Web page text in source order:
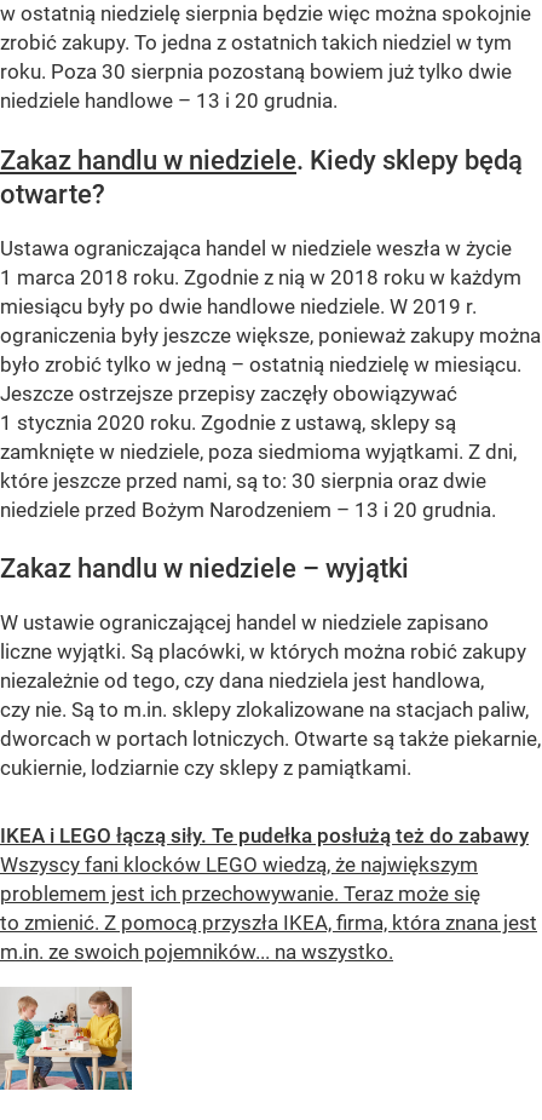
w ostatnią niedzielę sierpnia będzie więc można spokojnie
zrobić zakupy. To jedna z ostatnich takich niedziel w tym
roku. Poza 30 sierpnia pozostaną bowiem już tylko dwie
niedziele handlowe – 13 i 20 grudnia.
Zakaz handlu w niedziele. Kiedy sklepy będą
otwarte?
Ustawa ograniczająca handel w niedziele weszła w życie
1 marca 2018 roku. Zgodnie z nią w 2018 roku w każdym
miesiącu były po dwie handlowe niedziele. W 2019 r.
ograniczenia były jeszcze większe, ponieważ zakupy można
było zrobić tylko w jedną – ostatnią niedzielę w miesiącu.
Jeszcze ostrzejsze przepisy zaczęły obowiązywać
1 stycznia 2020 roku. Zgodnie z ustawą, sklepy są
zamknięte w niedziele, poza siedmioma wyjątkami. Z dni,
które jeszcze przed nami, są to: 30 sierpnia oraz dwie
niedziele przed Bożym Narodzeniem – 13 i 20 grudnia.
Zakaz handlu w niedziele – wyjątki
W ustawie ograniczającej handel w niedziele zapisano
liczne wyjątki. Są placówki, w których można robić zakupy
niezależnie od tego, czy dana niedziela jest handlowa,
czy nie. Są to m.in. sklepy zlokalizowane na stacjach paliw,
dworcach w portach lotniczych. Otwarte są także piekarnie,
cukiernie, lodziarnie czy sklepy z pamiątkami.
IKEA i LEGO łączą siły. Te pudełka posłużą też do zabawy
Wszyscy fani klocków LEGO wiedzą, że największym
problemem jest ich przechowywanie. Teraz może się
to zmienić. Z pomocą przyszła IKEA, firma, która znana jest
m.in. ze swoich pojemników... na wszystko.